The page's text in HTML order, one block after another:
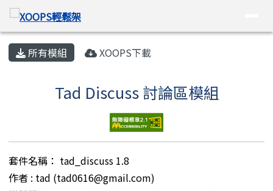
跳至主內容區
XOOPS輕鬆架
導覽列
主內容區域
所有模組 XOOPS下載
Tad Discuss 討論區模組
套件名稱： tad_discuss 1.8
作者 : tad (tad0616@gmail.com)
頁尾區域